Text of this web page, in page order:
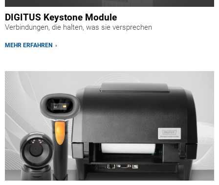
DIGITUS Keystone Module
Verbindungen, die halten, was sie versprechen
MEHR ERFAHREN ›